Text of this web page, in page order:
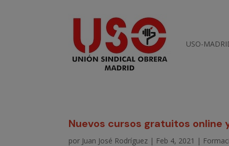
USO-
Nuevos cursos gratuitos online
por Juan José Rodríguez | Feb 4, 2021 |